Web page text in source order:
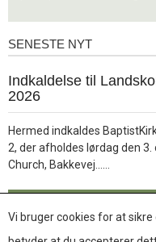
Seneste
SENESTE NYT
1.
jul.
Indkaldelse til
2026
Hermed indkaldes
2, der afholdes lørdag den
Church, Bakkevej……
Vi bruger cookies for at